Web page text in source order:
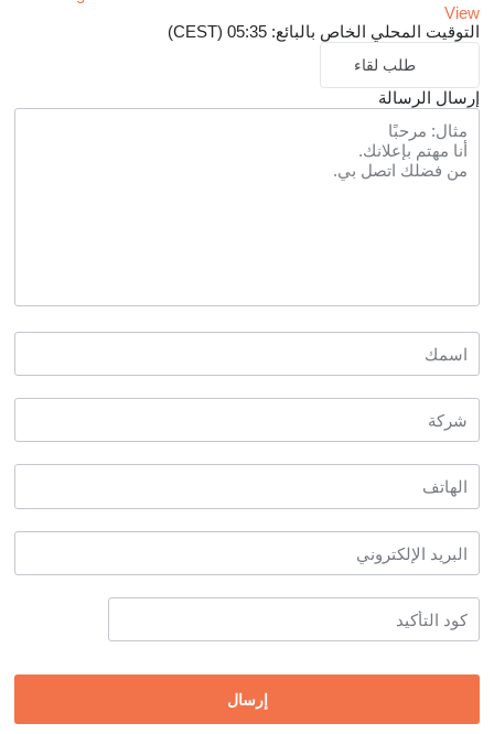
View
التوقيت المحلي الخاص بالبائع: 05:35 (CEST)
طلب لقاء
إرسال الرسالة